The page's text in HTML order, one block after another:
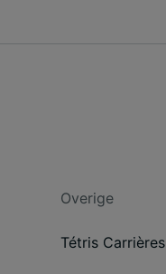
Overige
Tétris Carrières